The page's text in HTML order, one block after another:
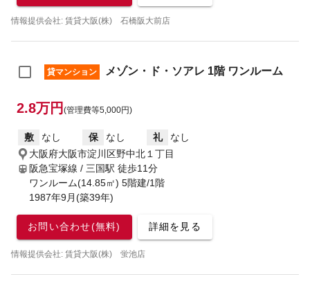
情報提供会社: 賃貸大阪(株) 石橋阪大前店
貸マンション メゾン・ド・ソアレ 1階 ワンルーム
2.8万円 (管理費等5,000円)
敷 なし 保 なし 礼
なし
大阪府大阪市淀川区野中北１丁目
阪急宝塚線 / 三国駅 徒歩11分
ワンルーム(14.85㎡) 5階建/1階
1987年9月(築39年)
お問い合わせ(無料) 詳細を見る
情報提供会社: 賃貸大阪(株) 蛍池店